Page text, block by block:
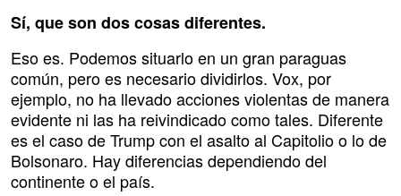
Sí, que son dos cosas diferentes.
Eso es. Podemos situarlo en un gran paraguas
común, pero es necesario dividirlos. Vox, por
ejemplo, no ha llevado acciones violentas de manera
evidente ni las ha reivindicado como tales. Diferente
es el caso de Trump con el asalto al Capitolio o lo de
Bolsonaro. Hay diferencias dependiendo del
continente o el país.